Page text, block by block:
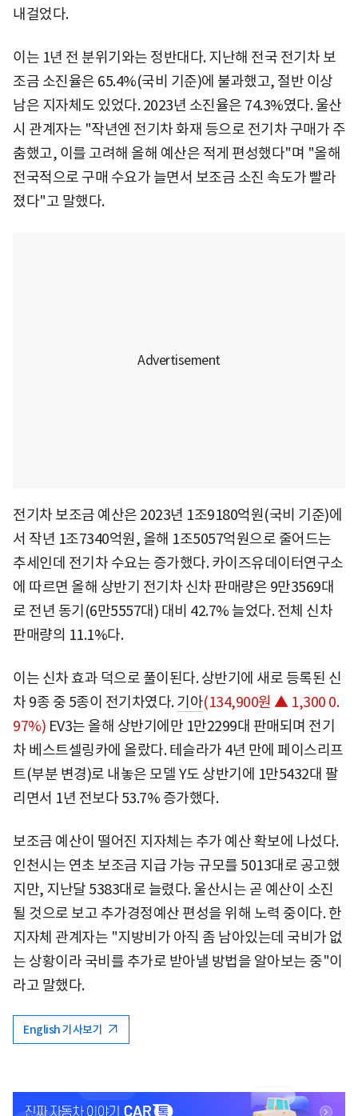
내걸었다.
이는 1년 전 분위기와는 정반대다. 지난해 전국 전기차 보
조금 소진율은 65.4%(국비 기준)에 불과했고, 절반 이상
남은 지자체도 있었다. 2023년 소진율은 74.3%였다. 울산
시 관계자는 "작년엔 전기차 화재 등으로 전기차 구매가 주
춤했고, 이를 고려해 올해 예산은 적게 편성했다"며 "올해
전국적으로 구매 수요가 늘면서 보조금 소진 속도가 빨라
졌다"고 말했다.
전기차 보조금 예산은 2023년 1조9180억원(국비 기준)에
서 작년 1조7340억원, 올해 1조5057억원으로 줄어드는
추세인데 전기차 수요는 증가했다. 카이즈유데이터연구소
에 따르면 올해 상반기 전기차 신차 판매량은 9만3569대
로 전년 동기(6만5557대) 대비 42.7% 늘었다. 전체 신차
판매량의 11.1%다.
이는 신차 효과 덕으로 풀이된다. 상반기에 새로 등록된 신
차 9종 중 5종이 전기차였다.기아(134,900원 ▲ 1,300 0.
97%) EV3는 올해 상반기에만 1만2299대 판매되며 전기
차 베스트셀링카에 올랐다. 테슬라가 4년 만에 페이스리프
트(부분 변경)로 내놓은 모델 Y도 상반기에 1만5432대 팔
리면서 1년 전보다 53.7% 증가했다.
보조금 예산이 떨어진 지자체는 추가 예산 확보에 나섰다.
인천시는 연초 보조금 지급 가능 규모를 5013대로 공고했
지만, 지난달 5383대로 늘렸다. 울산시는 곧 예산이 소진
될 것으로 보고 추가경정예산 편성을 위해 노력 중이다. 한
지자체 관계자는 "지방비가 아직 좀 남아있는데 국비가 없
는 상황이라 국비를 추가로 받아낼 방법을 알아보는 중"이
라고 말했다.
English 기사보기